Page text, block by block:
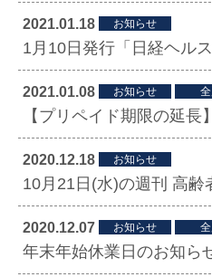
2021.01.18 お知らせ
2021.01.08 お知らせ
【プリペイド期限の延長】
2020.12.18 お知らせ
2020.12.07 お知らせ